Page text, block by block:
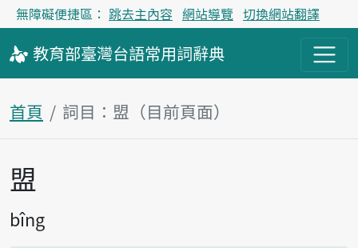
無障礙便捷區： 跳去主內容 網站導覽 切換網站翻譯
教育部臺灣台語常用詞辭典
首頁 詞目：盟（目前頁面）
主內容區塊
盟
bîng